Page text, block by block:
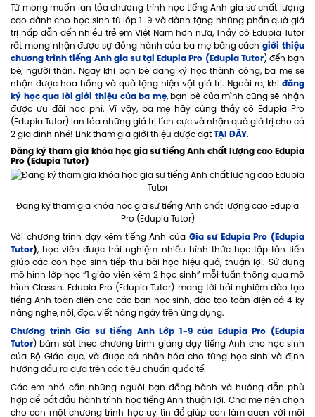
Từ mong muốn lan tỏa chương trình học tiếng Anh gia sư chất lượng
cao dành cho học sinh từ lớp 1-9 và dành tặng những phần quà giá
trị hấp dẫn đến nhiều trẻ em Việt Nam hơn nữa, Thầy cô Edupia Tutor
rất mong nhận được sự đồng hành của ba mẹ bằng cáchgiới thiệu
chương trình tiếng Anh gia sư tại Edupia Pro (Edupia Tutor) đến bạn
bè, người thân. Ngay khi bạn bè đăng ký học thành công, ba mẹ sẽ
nhận được hoa hồng và quà tặng hiện vật giá trị. Ngoài ra, khi đăng
ký học qua lời giới thiệu của ba mẹ, bạn bè của mình cũng sẽ nhận
được ưu đãi học phí. Vì vậy, ba mẹ hãy cùng thầy cô Edupia Pro
(Edupia Tutor) lan tỏa những giá trị tích cực và nhận quà giá trị cho cả
2 gia đình nhé! Link tham gia giới thiệu được đặtTẠI ĐÂY.
Đăng ký tham gia khóa học gia sư tiếng Anh chất lượng cao Edupia
Pro (Edupia Tutor)
Đăng ký tham gia khóa học gia sư tiếng Anh chất lượng cao Edupia
Pro (Edupia Tutor)
Với chương trình dạy kèm tiếng Anh của Gia sư Edupia Pro (Edupia
Tutor), học viên được trải nghiệm nhiều hình thức học tập tân tiến
giúp các con học sinh tiếp thu bài học hiệu quả, thuận lợi. Sử dụng
mô hình lớp học “1 giáo viên kèm 2 học sinh” mỗi tuần thông qua mô
hình ClassIn. Edupia Pro (Edupia Tutor) mang tới trải nghiệm đào tạo
tiếng Anh toàn diện cho các bạn học sinh, đào tạo toàn diện cả 4 kỹ
năng nghe, nói, đọc, viết hàng ngày trên ứng dụng.
Chương trình Gia sư tiếng Anh Lớp 1-9 của Edupia Pro (Edupia
Tutor) bám sát theo chương trình giảng dạy tiếng Anh cho học sinh
của Bộ Giáo dục, và được cá nhân hóa cho từng học sinh và định
hướng đầu ra dựa trên các tiêu chuẩn quốc tế.
Các em nhỏ cần những người bạn đồng hành và hướng dẫn phù
hợp để bắt đầu hành trình học tiếng Anh thuận lợi. Cha mẹ nên chọn
cho con một chương trình học uy tín để giúp con làm quen với môi